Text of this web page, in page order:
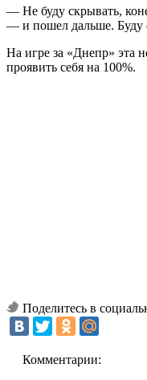
— Не буду скрывать,
— и пошел дальше. Буду
На игре за «Днепр» эта
проявить себя на 100%.
Поделитесь в
Комментарии: